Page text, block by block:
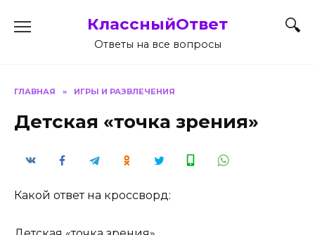
КлассныйОтвет
Ответы на все вопросы
ГЛАВНАЯ » ИГРЫ И РАЗВЛЕЧЕНИЯ
Детская «точка зрения»
Какой ответ на кроссворд: